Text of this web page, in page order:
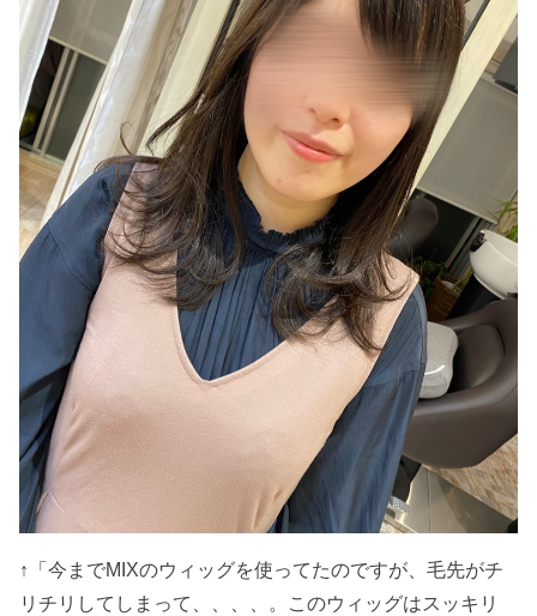
↑「今までMIXのウィッグを使ってたのですが、毛先がチ
リチリしてしまって、、、、。このウィッグはスッキリ